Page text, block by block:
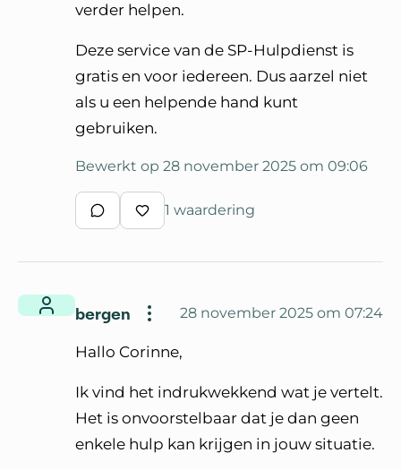
verder helpen.
Deze service van de SP-Hulpdienst is
gratis en voor iedereen. Dus aarzel niet
als u een helpende hand kunt
gebruiken.
Bewerkt op 28 november 2025 om 09:06
Schrijf een reactie
Waardeer reactie
1 waardering
bergen 28 november 2025 om 07:24
Hallo Corinne,
Ik vind het indrukwekkend wat je vertelt.
Het is onvoorstelbaar dat je dan geen
enkele hulp kan krijgen in jouw situatie.